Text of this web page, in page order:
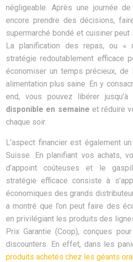
négligeable. Après une journée
encore prendre des décisions,
supermarché bondé et cuisiner peut
La planification des repas, ou «
stratégie redoutablement efficace
économiser un temps précieux, de
alimentation plus saine. En y
end, vous pouvez libérer jusqu’à
disponible en semaine et réduire
chaque soir.
L’aspect financier est également
Suisse. En planifiant vos achats,
d’appoint coûteuses et le
stratégie efficace consiste à
économiques des grands
a montré que l’on peut faire des
en privilégiant les produits des
Prix Garantie (Coop), conçues
discounters. En effet, dans les
produits achetés chez les géants